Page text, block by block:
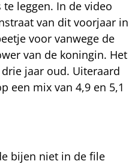
leggen. In de video
van dit voorjaar in
voor vanwege de
van de koningin. Het
jaar oud. Uiteraard
een mix van 4,9 en 5,1
bijen niet in de file